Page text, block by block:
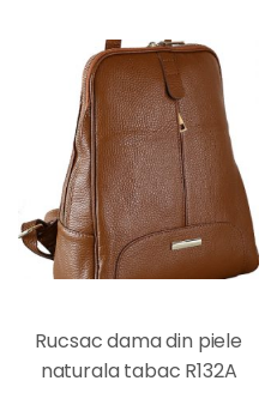
Rucsac dama din piele
naturala tabac R132A